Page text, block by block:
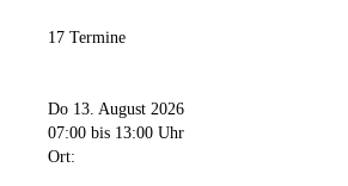
17 Termine
Do 13. August 2026
07:00 bis 13:00 Uhr
Ort: